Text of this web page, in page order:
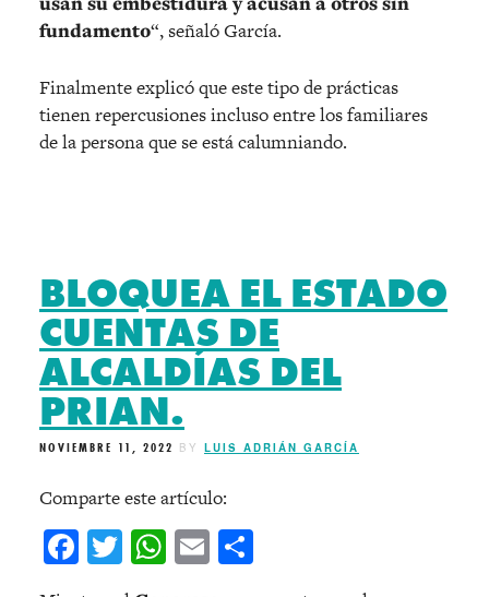
fundamento“, señaló García.
Finalmente explicó que este tipo de prácticas
tienen repercusiones incluso entre los familiares
de la persona que se está calumniando.
BLOQUEA EL ESTADO
CUENTAS DE
ALCALDÍAS DEL
PRIAN.
NOVIEMBRE 11, 2022 BY LUIS ADRIÁN GARCÍA
Comparte este artículo:
Facebook
Twitter
WhatsApp
Email